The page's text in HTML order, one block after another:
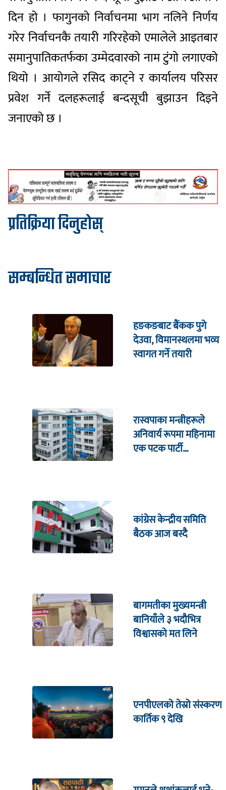
दिन हो । फागुनको निर्वाचनमा भाग नलिने निर्णय
गरेर निर्वाचनकै तयारी गरिरहेको एमालेले आइतबार
समानुपातिकतर्फका उम्मेदवारको नाम टुंगो लगाएको
थियो । आयोगले रसिद काट्ने र कार्यालय परिसर
प्रवेश गर्ने दलहरूलाई बन्दसूची बुझाउन दिइने
जनाएको छ ।
प्रतिक्रिया दिनुहोस्
सम्बन्धित समाचार
हङकङबाट बैंकक पुगे
देउवा, विमानस्थलमा भव्य
स्वागत गर्ने तयारी
रास्वपाका मन्त्रीहरूले
अनिवार्य रूपमा महिनामा
एक पटक पार्टी
कांग्रेस केन्द्रीय समिति
बैठक आज बस्दै
बागमतीका मुख्यमन्त्री
बानियाँले ३ भदौभित्र
विश्वासको मत लिने
एनपीएलको तेस्रो संस्करण
कार्तिक ९ देखि